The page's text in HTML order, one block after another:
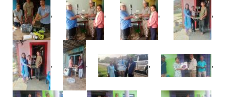
, , , ,
, , , ,